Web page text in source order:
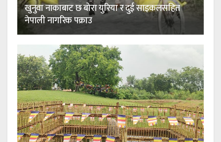
खुनुवा नाकाबाट छ बोरा युरिया र दुई साइकलसहित
नेपाली नागरिक पक्राउ